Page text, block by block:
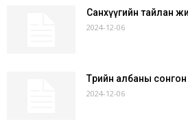
Санхүүгийн тайлан
2024-12-06
Төрийн албаны
2024-12-06